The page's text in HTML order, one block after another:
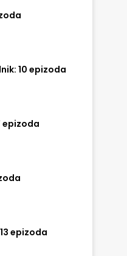
10 epizoda
epizoda
epizoda